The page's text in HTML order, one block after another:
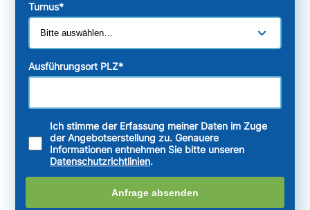
Turnus*
Ausführungsort PLZ*
Ich stimme der Erfassung meiner Daten im Zuge
der Angebotserstellung zu. Genauere
Informationen entnehmen Sie bitte unseren
Datenschutzrichtlinien.
Anfrage absenden